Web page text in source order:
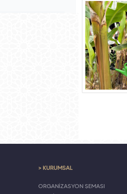
> KURUMSAL
ORGANİZASYON ŞEMASI